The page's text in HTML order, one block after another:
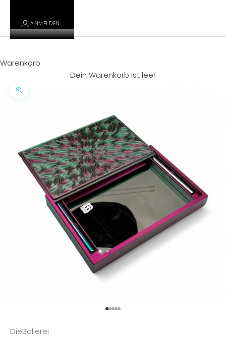
ANMELDEN
Warenkorb
Dein Warenkorb ist leer
Bild vergrößern
Gehe zu Element 1
Gehe zu Element 2
Gehe zu Element 3
Gehe zu Element 4
Gehe zu Element 5
DieBallerei